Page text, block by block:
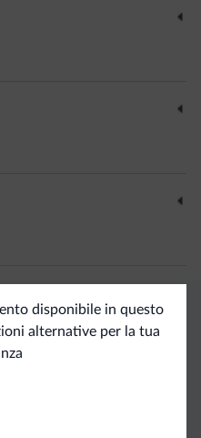
disponibile in questo
alternative per la tua